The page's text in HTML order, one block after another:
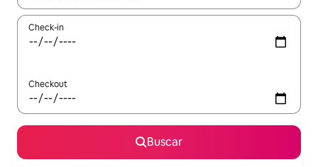
Check-in
Checkout
Buscar